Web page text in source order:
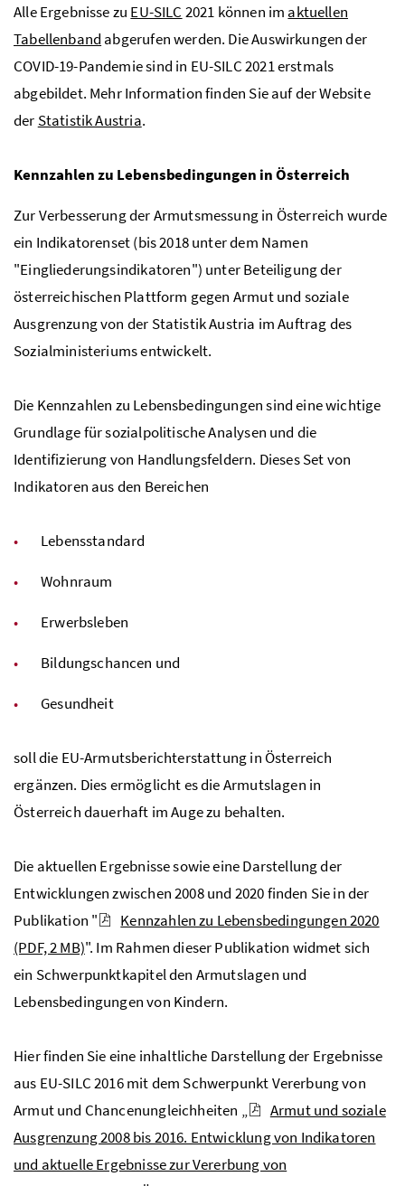
Alle Ergebnisse zu EU-SILC 2021 können im aktuellen
Tabellenband abgerufen werden. Die Auswirkungen der
COVID-19-Pandemie sind in EU-SILC 2021 erstmals
abgebildet. Mehr Information finden Sie auf der Website
der Statistik Austria.
Kennzahlen zu Lebensbedingungen in Österreich
Zur Verbesserung der Armutsmessung in Österreich wurde
ein Indikatorenset (bis 2018 unter dem Namen
"Eingliederungsindikatoren") unter Beteiligung der
österreichischen Plattform gegen Armut und soziale
Ausgrenzung von der Statistik Austria im Auftrag des
Sozialministeriums entwickelt.
Die Kennzahlen zu Lebensbedingungen sind eine wichtige
Grundlage für sozialpolitische Analysen und die
Identifizierung von Handlungsfeldern. Dieses Set von
Indikatoren aus den Bereichen
Lebensstandard
Wohnraum
Erwerbsleben
Bildungschancen und
Gesundheit
soll die EU-Armutsberichterstattung in Österreich
ergänzen. Dies ermöglicht es die Armutslagen in
Österreich dauerhaft im Auge zu behalten.
Die aktuellen Ergebnisse sowie eine Darstellung der
Entwicklungen zwischen 2008 und 2020 finden Sie in der
Publikation "
Kennzahlen zu Lebensbedingungen 2020
(PDF, 2 MB)". Im Rahmen dieser Publikation widmet sich
ein Schwerpunktkapitel den Armutslagen und
Lebensbedingungen von Kindern.
Hier finden Sie eine inhaltliche Darstellung der Ergebnisse
aus EU-SILC2016 mit dem Schwerpunkt Vererbung von
Armut und Chancenungleichheiten „
Armut und soziale
Ausgrenzung 2008 bis 2016. Entwicklung von Indikatoren
und aktuelle Ergebnisse zur Vererbung von